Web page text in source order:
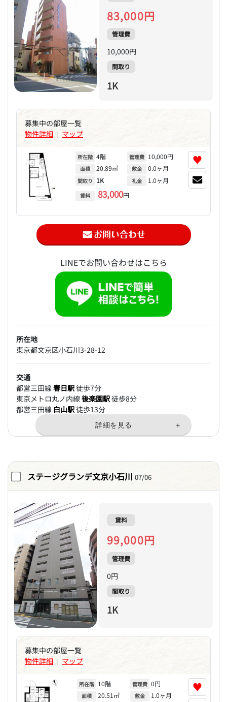
83,000円
管理費
10,000円
間取り
1K
募集中の部屋一覧
物件詳細 | マップ
所在階 4階
面積 20.89㎡
間取り 1K
賃料 83,000円
管理費 10,000円
敷金 0.0ヶ月
礼金 1.0ヶ月
♥
LINEでお問い合わせはこちら
所在地
東京都文京区小石川3-28-12
交通
都営三田線春日駅徒歩7分
東京メトロ丸ノ内線後楽園駅徒歩8分
都営三田線 白山駅徒歩13分
ステージグランデ文京小石川 07/06
賃料
99,000円
管理費
0円
間取り
1K
募集中の部屋一覧
物件詳細 | マップ
所在階 10階
面積 20.51㎡
管理費 0円
敷金 1.0ヶ月
♥